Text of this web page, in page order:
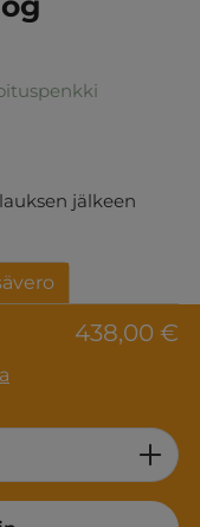
jälkeen
438,00 €
desired